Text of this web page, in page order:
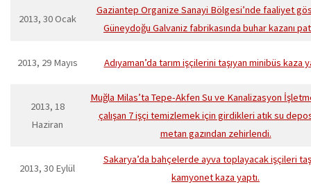
2013, 30 Ocak
Gaziantep Organize Sanayi Bölgesi’nde faaliyet
Güneydoğu Galvaniz fabrikasında buhar kazanı
2013, 29 Mayıs Adıyaman’da tarım işçilerini taşıyan minibüs kaza
2013, 18
Haziran
Muğla Milas’ta Tepe-Akfen Su ve Kanalizasyon
çalışan 7 işçi temizlemek için girdikleri atık su
metan gazından zehirlendi.
2013, 30 Eylül
Sakarya’da bahçelerde ayva toplayacak işçileri
kamyonet kaza yaptı.